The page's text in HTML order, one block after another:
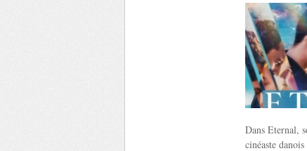
Dans Eternal,
cinéaste